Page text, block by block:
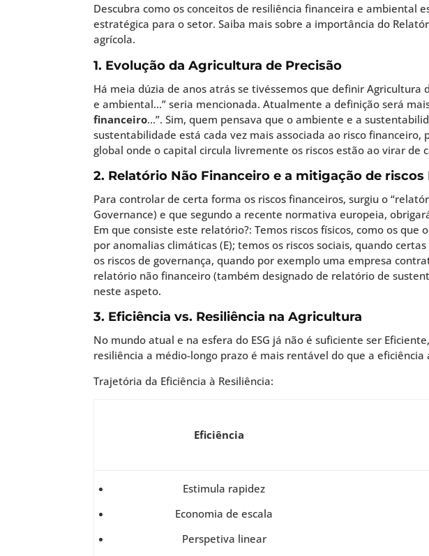
Descubra como os conceitos de resiliência financeira e
estratégica para o setor. Saiba mais sobre a importância do
agrícola.
1. Evolução da Agricultura de Precisão
Há meia dúzia de anos atrás se tivéssemos que definir
e ambiental…” seria mencionada. Atualmente a definição será
financeiro…”. Sim, quem pensava que o ambiente e a
sustentabilidade está cada vez mais associada ao risco
global onde o capital circula livremente os riscos estão ao virar de
2. Relatório Não Financeiro e a mitigação de riscos
Para controlar de certa forma os riscos financeiros, surgiu o
Governance) e que segundo a recente normativa europeia,
Em que consiste este relatório?: Temos riscos físicos, como os
por anomalias climáticas (E); temos os riscos sociais, quando
os riscos de governança, quando por exemplo uma empresa
relatório não financeiro (também designado de relatório de
neste aspeto.
3. Eficiência vs. Resiliência na Agricultura
No mundo atual e na esfera do ESG já não é suficiente ser
resiliência a médio-longo prazo é mais rentável do que a eficiência
Trajetória da Eficiência à Resiliência:
Eficiência
Estimula rapidez
Economia de escala
Perspetiva linear